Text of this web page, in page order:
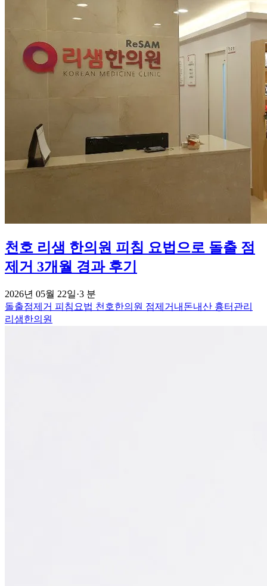
천호 리샘 한의원 피침 요법으로 돌출 점
제거 3개월 경과 후기
2026년 05월 22일·3 분
돌출점제거 피침요법 천호한의원 점제거내돈내산 흉터관리
리샘한의원